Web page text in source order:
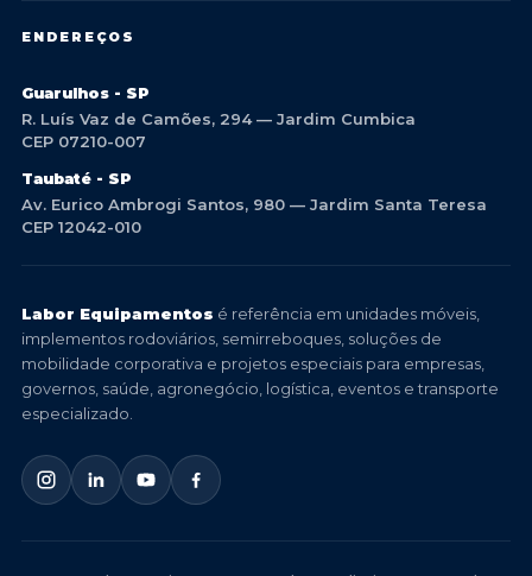
ENDEREÇOS
Guarulhos - SP
R. Luís Vaz de Camões, 294 — Jardim Cumbica
CEP 07210-007
Taubaté - SP
Av. Eurico Ambrogi Santos, 980 — Jardim Santa Teresa
CEP 12042-010
Labor Equipamentos é referência em unidades móveis,
implementos rodoviários, semirreboques, soluções de
mobilidade corporativa e projetos especiais para empresas,
governos, saúde, agronegócio, logística, eventos e transporte
especializado.